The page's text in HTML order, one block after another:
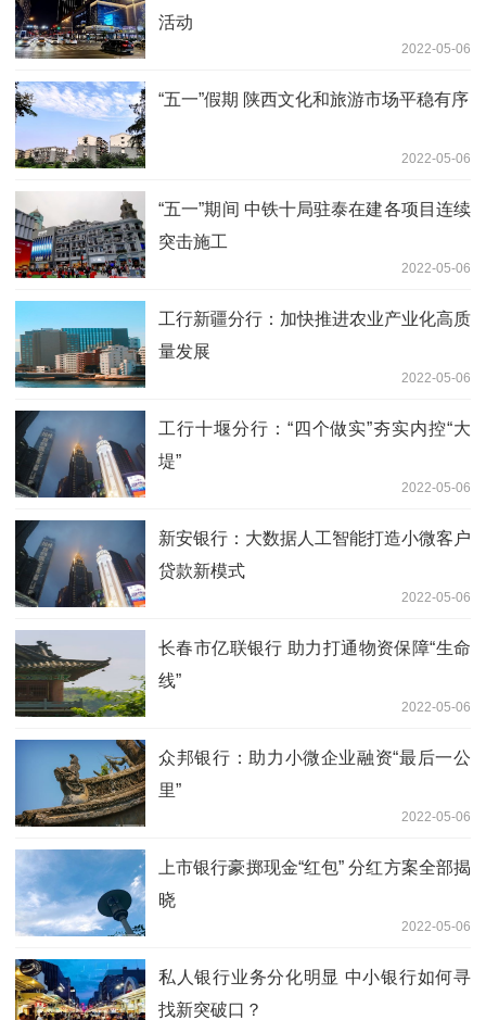
活动
2022-05-06
“五一”假期 陕西文化和旅游市场平稳有序
2022-05-06
“五一”期间 中铁十局驻泰在建各项目连续
突击施工
2022-05-06
工行新疆分行：加快推进农业产业化高质
量发展
2022-05-06
工行十堰分行：“四个做实”夯实内控“大
堤”
2022-05-06
新安银行：大数据人工智能打造小微客户
贷款新模式
2022-05-06
长春市亿联银行 助力打通物资保障“生命
线”
2022-05-06
众邦银行：助力小微企业融资“最后一公
里”
2022-05-06
上市银行豪掷现金“红包” 分红方案全部揭
晓
2022-05-06
私人银行业务分化明显 中小银行如何寻
找新突破口？